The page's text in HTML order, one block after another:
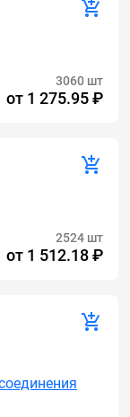
3060 шт
от 1 275.95 ₽
2524 шт
от 1 512.18 ₽